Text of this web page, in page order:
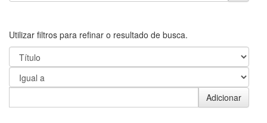
Utilizar filtros para refinar o resultado de busca.